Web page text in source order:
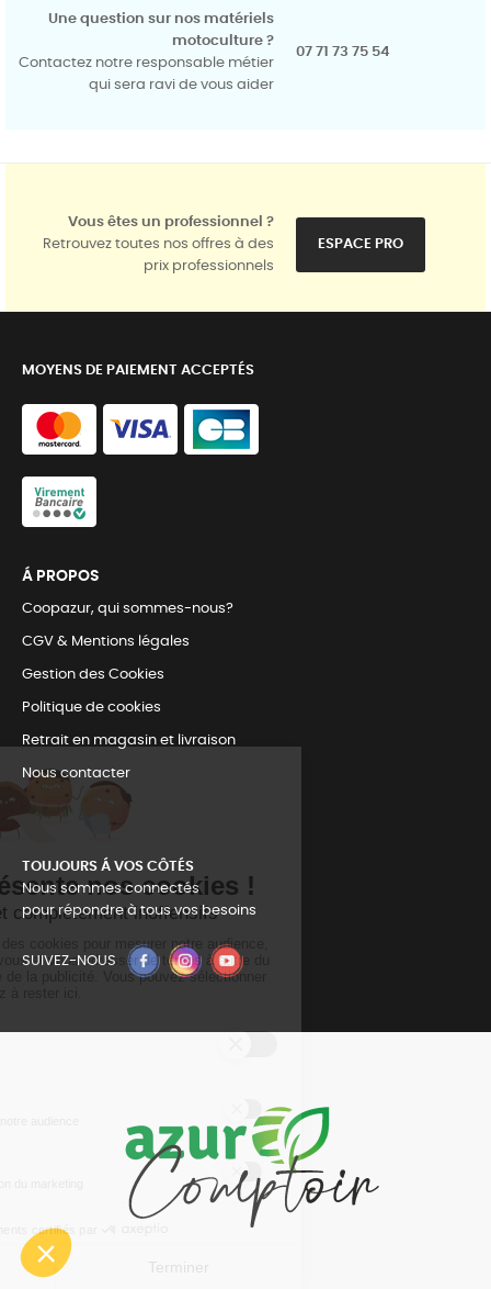
Une question sur nos matériels
motoculture ?
Contactez notre responsable métier
qui sera ravi de vous aider
07 71 73 75 54
Vous êtes un professionnel ?
Retrouvez toutes nos offres à des
prix professionnels
ESPACE PRO
MOYENS DE PAIEMENT ACCEPTÉS
Á PROPOS
Coopazur, qui sommes-nous?
CGV & Mentions légales
Gestion des Cookies
Politique de cookies
Retrait en magasin et livraison
Nous contacter
TOUJOURS Á VOS CÔTÉS
Nous sommes connectés
pour répondre à tous vos besoins
SUIVEZ-NOUS